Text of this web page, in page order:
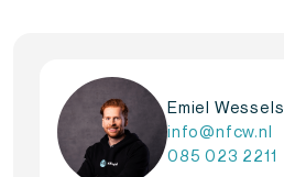
Emiel Wessels
info@nfcw.nl
085 023 2211